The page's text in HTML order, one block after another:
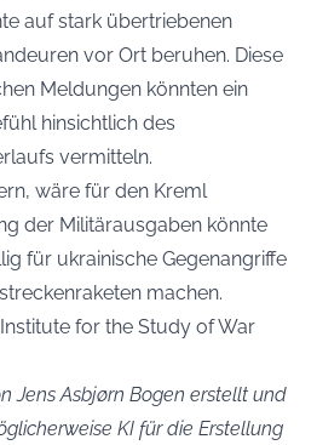
auf stark übertriebenen
vor Ort beruhen. Diese
Meldungen könnten ein
hinsichtlich des
vermitteln.
wäre für den Kreml
der Militärausgaben könnte
für ukrainische Gegenangriffe
machen.
for the Study of War
Jens Asbjørn Bogen erstellt und
KI für die Erstellung